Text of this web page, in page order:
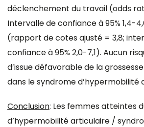
déclenchement du travail (odds
Intervalle de confiance à 95% 1,4-
(rapport de cotes ajusté = 3,8;
confiance à 95% 2,0-7,1). Aucun
d’issue défavorable de la
dans le syndrome d’hypermobilité
Conclusion: Les femmes atteintes
d’hypermobilité articulaire /